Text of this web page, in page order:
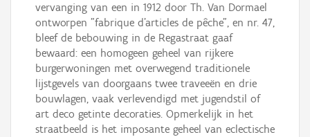
vervanging van een in 1912 door Th. Van Dormael
ontworpen "fabrique d'articles de pêche", en nr. 47,
bleef de bebouwing in de Regastraat gaaf
bewaard: een homogeen geheel van rijkere
burgerwoningen met overwegend traditionele
lijstgevels van doorgaans twee traveeën en drie
bouwlagen, vaak verlevendigd met jugendstil of
art deco getinte decoraties. Opmerkelijk in het
straatbeeld is het imposante geheel van eclectische